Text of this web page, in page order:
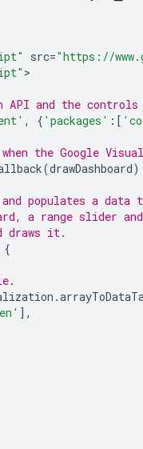
src="https://
>
and the controls
, { 'packages' :[
the Google
(drawDashboard
populates a data
a range slider
draws it.
{
.
],